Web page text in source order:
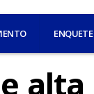
ENQUETE
alta